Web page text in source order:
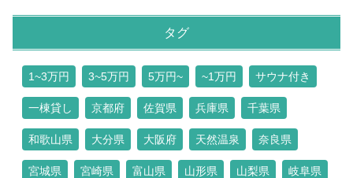
タグ
1~3万円 3~5万円 5万円~ ~1万円 サウナ付き
一棟貸し 京都府 佐賀県 兵庫県 千葉県
和歌山県 大分県 大阪府 天然温泉 奈良県
宮城県 宮崎県 富山県 山形県 山梨県 岐阜県